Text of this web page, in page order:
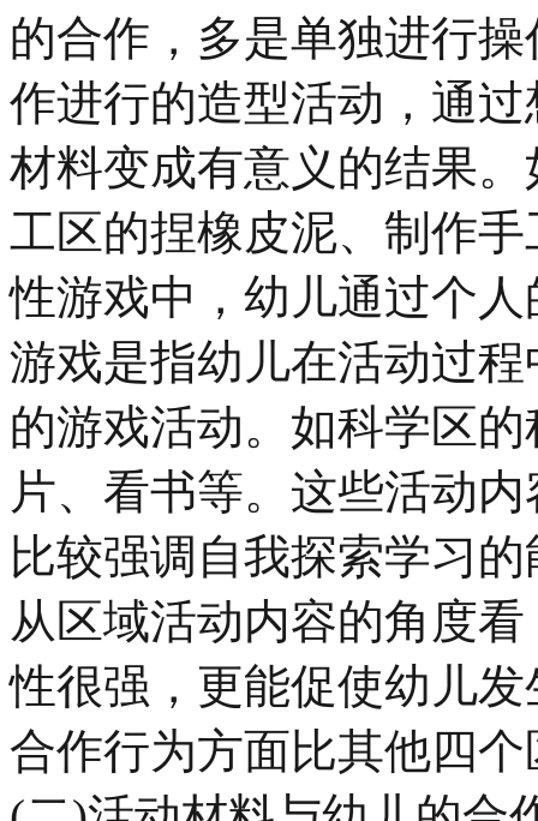
的合作，多是单独进行
作进行的造型活动，通
材料变成有意义的结果
工区的捏橡皮泥、制作
性游戏中，幼儿通过个
游戏是指幼儿在活动过
的游戏活动。如科学区
片、看书等。这些活动
比较强调自我探索学习
从区域活动内容的角度
性很强，更能促使幼儿
合作行为方面比其他四